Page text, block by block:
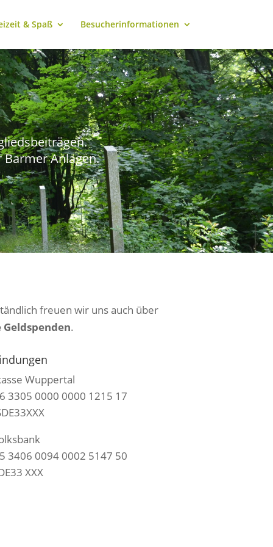
& Spaß Besucherinformationen
Anlagen.
freuen wir uns auch über
.
Wuppertal
3305 0000 0000 1215 17
3406 0094 0002 5147 50
XXX